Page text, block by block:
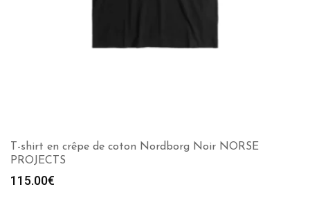
T-shirt en crêpe de coton Nordborg Noir NORSE
PROJECTS
115.00€